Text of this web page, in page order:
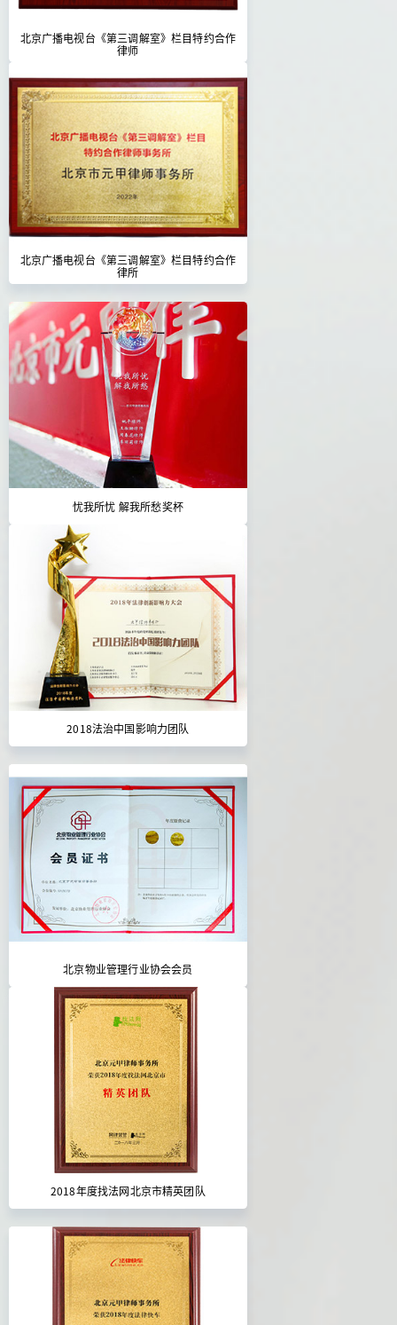
北京广播电视台《第三调解室》栏目特约合作
律师
北京广播电视台《第三调解室》栏目特约合作
律所
忧我所忧 解我所愁奖杯
2018法治中国影响力团队
北京物业管理行业协会会员
2018年度找法网北京市精英团队